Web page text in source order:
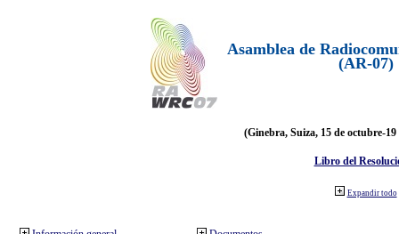
Asamblea de
(AR-07)
(Ginebra, Suiza, 15 de octubre-19
Libro del
Expandir todo